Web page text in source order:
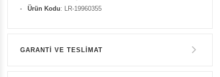
Ürün Kodu: LR-19960355
GARANTİ VE TESLİMAT
GARANTİ